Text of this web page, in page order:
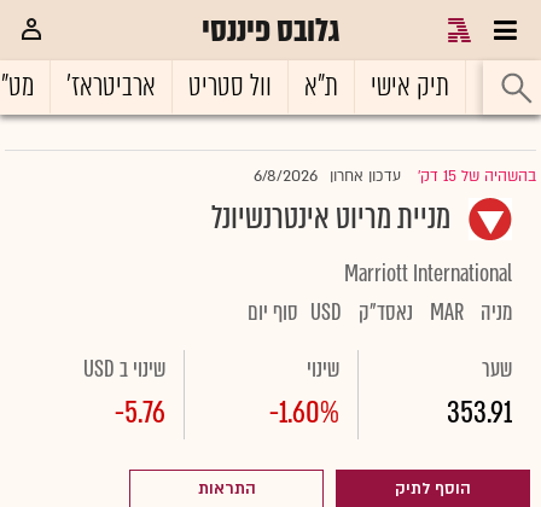
גלובס פיננסי
ראשי תיק אישי ת"א וול סטריט ארביטראז'
בהשהיה של 15 דק' |עדכון אחרון 6/8/2026
מניית מריוט אינטרנשיונל
Marriott International
מניה MAR נאסד"ק USD סוף יום
שער
353.91
שינוי
-1.60%
שינוי ב USD
-5.76
הוסף לתיק התראות